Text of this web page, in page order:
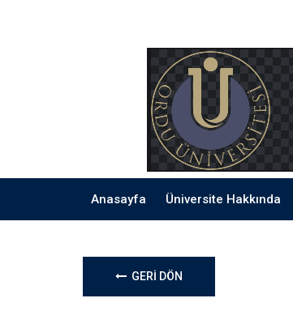
Anasayfa Üniversite Hakkında
GERİ DÖN